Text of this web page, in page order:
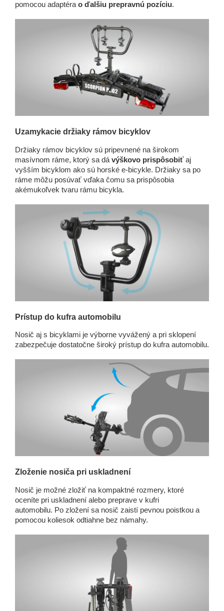
pomocou adaptéra o ďalšiu prepravnú pozíciu.
Uzamykacie držiaky rámov bicyklov
Držiaky rámov bicyklov sú pripevnené na širokom
masívnom ráme, ktorý sa dá výškovo prispôsobiťaj
vyšším bicyklom ako sú horské e-bicykle. Držiaky sa po
ráme môžu posúvať vďaka čomu sa prispôsobia
akémukoľvek tvaru rámu bicykla.
Prístup do kufra automobilu
Nosič aj s bicyklami je výborne vyvážený a pri sklopení
zabezpečuje dostatočne široký prístup do kufra automobilu.
Zloženie nosiča pri uskladnení
Nosič je možné zložiť na kompaktné rozmery, ktoré
oceníte pri uskladnení alebo preprave v kufri
automobilu. Po zložení sa nosič zaistí pevnou poistkou a
pomocou koliesok odtiahne bez námahy.